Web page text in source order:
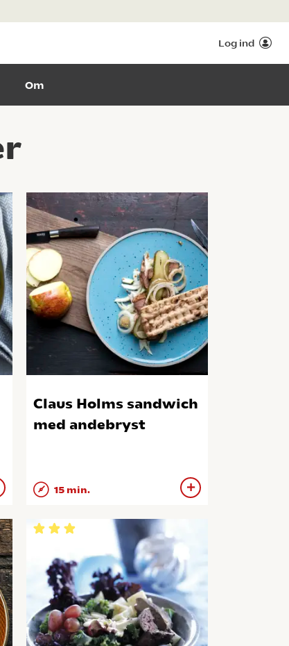
Log ind
Om
Claus Holms sandwich
med andebryst
15 min.